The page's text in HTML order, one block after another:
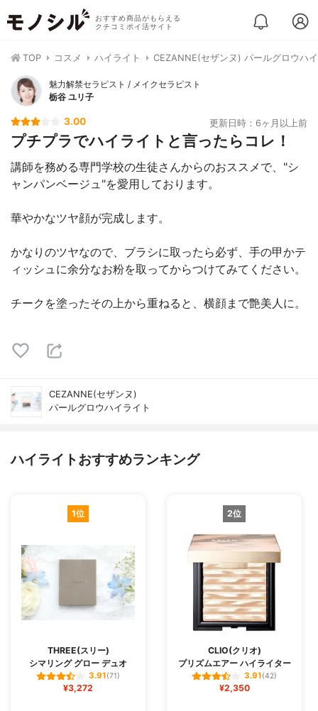
おすすめ商品がもらえる
クチコミポイ活サイト
TOP コスメ ハイライト CEZANNE(セザンヌ) パールグロウハ
魅力解禁セラピスト / メイクセラピスト
栃谷 ユリ子
3.00 更新日時：6ヶ月以上前
プチプラでハイライトと言ったらコレ！
講師を務める専門学校の生徒さんからのおススメで、"シ
ャンパンベージュ"を愛用しております。
華やかなツヤ顔が完成します。
かなりのツヤなので、ブラシに取ったら必ず、手の甲かテ
ィッシュに余分なお粉を取ってからつけてみてください。
チークを塗ったその上から重ねると、横顔まで艶美人に。
CEZANNE(セザンヌ)
パールグロウハイライト
ハイライトおすすめランキング
1位
THREE(スリー)
シマリング グロー デュオ
3.91(71)
¥3,272
2位
CLIO(クリオ)
プリズムエアー ハイライター
3.91(42)
¥2,350